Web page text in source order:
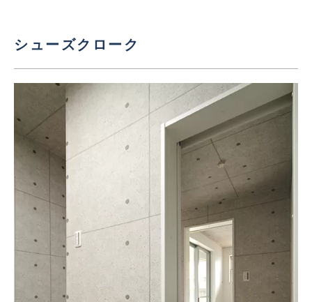
シューズクローク